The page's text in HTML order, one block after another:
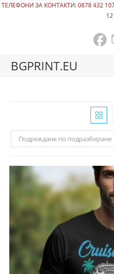
ТЕЛЕФОНИ ЗА КОНТАКТИ: 0878 432
12
BGPRINT.EU
Подреждане по подразбиране